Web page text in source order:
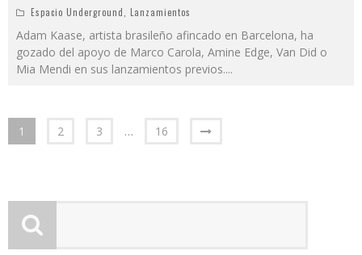
Espacio Underground
Lanzamientos
Adam Kaase, artista brasileño afincado en Barcelona, ha
gozado del apoyo de Marco Carola, Amine Edge, Van Did o
Mia Mendi en sus lanzamientos previos....
1 2 3 … 16